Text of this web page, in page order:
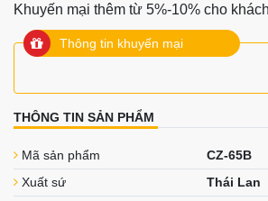
Khuyến mại thêm từ 5%-10% cho
Thông tin khuyến mại
THÔNG TIN SẢN PHẨM
Mã sản phẩm
CZ-65B
Xuất sứ
Thái Lan